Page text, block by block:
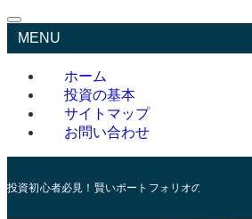
MENU
ホーム
投資の基本
サイトマップ
お問い合わせ
投資初心者必見！賢いポートフォリオの組み方と